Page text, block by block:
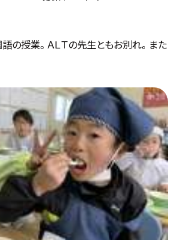
の授業。 ＡＬＴの先生ともお別れ。 また